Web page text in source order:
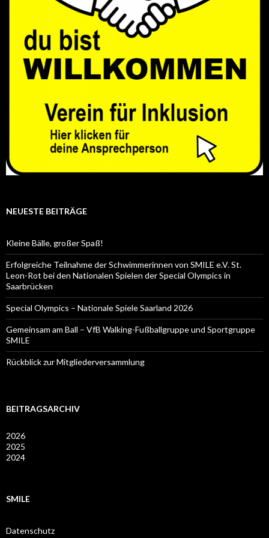
NEUESTE BEITRÄGE
Kleine Bälle, großer Spaß!
Erfolgreiche Teilnahme der Schwimmerinnen von SMILE e.V. St.
Leon-Rot bei den Nationalen Spielen der Special Olympics in
Saarbrücken
Special Olympics – Nationale Spiele Saarland 2026
Gemeinsam am Ball – VfB Walking-Fußballgruppe und Sportgruppe
SMILE
Rückblick zur Mitgliederversammlung
BEITRAGSARCHIV
2026
2025
2024
SMILE
Datenschutz